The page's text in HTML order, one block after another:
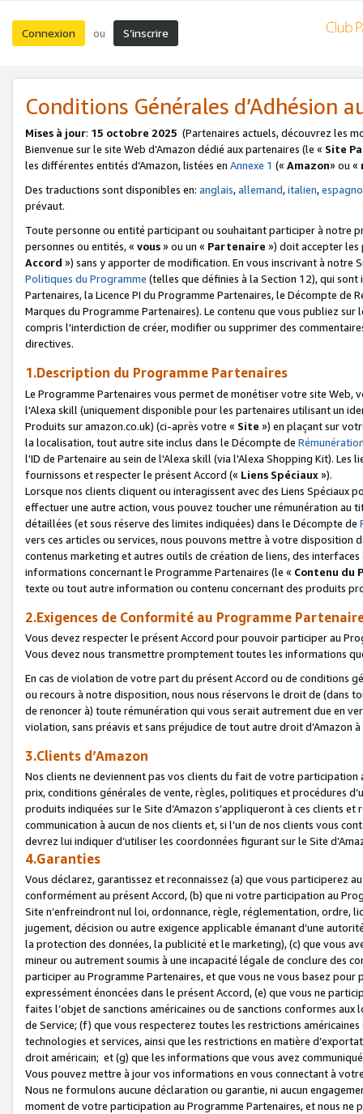
Connexion ou S’inscrire
Conditions Générales d’Adhésion
Mises à jour: 15 octobre 2025 (Partenaires actuels, découvrez les
Bienvenue sur le site Web d’Amazon dédié aux partenaires (le « Site
les différentes entités d’Amazon, listées en Annexe 1 (« Amazon» ou «
Des traductions sont disponibles en: anglais,allemand,italien,
prévaut.
Toute personne ou entité participant ou souhaitant participer à notre
personnes ou entités, « vous» ou un « Partenaire ») doit accepter les
Accord ») sans y apporter de modification. En vous inscrivant à notre
Politiques du Programme (telles que définies à la Section 12), qui
Partenaires, la Licence PI du Programme Partenaires, le Décompte de
Marques du Programme Partenaires). Le contenu que vous publiez
compris l'interdiction de créer, modifier ou supprimer des
directives.
1.Description du Programme Partenaires
Le Programme Partenaires vous permet de monétiser votre site Web,
l'Alexa skill (uniquement disponible pour les partenaires utilisant un
Produits sur amazon.co.uk) (ci-après votre « Site ») en plaçant sur
la localisation, tout autre site inclus dans le Décompte de
l'ID de Partenaire au sein de l'Alexa skill (via l'Alexa Shopping Kit).
fournissons et respecter le présent Accord (« Liens Spéciaux»).
Lorsque nos clients cliquent ou interagissent avec des Liens Spéciaux
effectuer une autre action, vous pouvez toucher une rémunération
détaillées (et sous réserve des limites indiquées) dans le Décompte de
vers ces articles ou services, nous pouvons mettre à votre disposition
contenus marketing et autres outils de création de liens, des
informations concernant le Programme Partenaires (le « Contenu du
texte ou tout autre information ou contenu concernant des produits
2.Exigences de Conformité au Programme
Vous devez respecter le présent Accord pour pouvoir participer au
Vous devez nous transmettre promptement toutes les informations
En cas de violation de votre part du présent Accord ou de conditions
ou recours à notre disposition, nous nous réservons le droit de (dans
de renoncer à) toute rémunération qui vous serait autrement due en
violation, sans préavis et sans préjudice de tout autre droit
3.Clients d’Amazon
Nos clients ne deviennent pas vos clients du fait de votre
prix, conditions générales de vente, règles, politiques et procédures
produits indiquées sur le Site d’Amazon s’appliqueront à ces clients
communication à aucun de nos clients et, si l’un de nos clients vous
devrez lui indiquer d’utiliser les coordonnées figurant sur le Site
4.Garanties
Vous déclarez, garantissez et reconnaissez (a) que vous participerez
conformément au présent Accord, (b) que ni votre participation au
Site n’enfreindront nul loi, ordonnance, règle, réglementation, ordre,
jugement, décision ou autre exigence applicable émanant d’une
la protection des données, la publicité et le marketing), (c) que vous
mineur ou autrement soumis à une incapacité légale de conclure des
participer au Programme Partenaires, et que vous ne vous basez
expressément énoncées dans le présent Accord, (e) que vous ne
faites l’objet de sanctions américaines ou de sanctions conformes
de Service; (f) que vous respecterez toutes les restrictions
technologies et services, ainsi que les restrictions en matière
droit américain; et (g) que les informations que vous avez
Vous pouvez mettre à jour vos informations en vous connectant à
Nous ne formulons aucune déclaration ou garantie, ni aucun
moment de votre participation au Programme Partenaires, et nous